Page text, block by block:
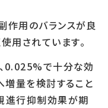
作用のバランスが良
用されています。
0.025%で十分な効
量を検討すること
進行抑制効果が期